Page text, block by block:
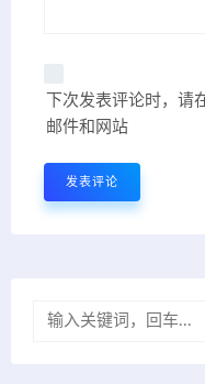
下次发表评论时，请
邮件和网站